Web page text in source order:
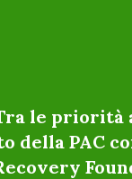
le priorità
della PAC